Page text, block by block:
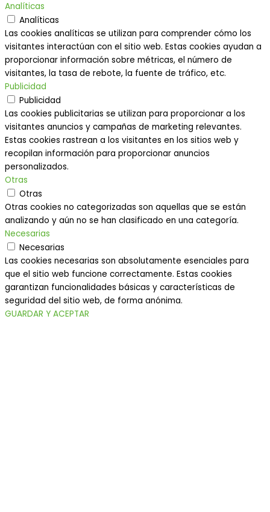
Analíticas
Analíticas
Las cookies analíticas se utilizan para comprender cómo los
visitantes interactúan con el sitio web. Estas cookies ayudan a
proporcionar información sobre métricas, el número de
visitantes, la tasa de rebote, la fuente de tráfico, etc.
Publicidad
Publicidad
Las cookies publicitarias se utilizan para proporcionar a los
visitantes anuncios y campañas de marketing relevantes.
Estas cookies rastrean a los visitantes en los sitios web y
recopilan información para proporcionar anuncios
personalizados.
Otras
Otras
Otras cookies no categorizadas son aquellas que se están
analizando y aún no se han clasificado en una categoría.
Necesarias
Necesarias
Las cookies necesarias son absolutamente esenciales para
que el sitio web funcione correctamente. Estas cookies
garantizan funcionalidades básicas y características de
seguridad del sitio web, de forma anónima.
GUARDAR Y ACEPTAR